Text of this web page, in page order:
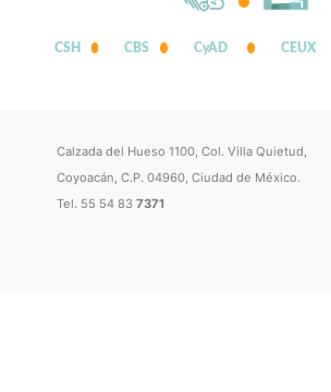
CSH CBS CyAD CEUX
Calzada del Hueso 1100, Col. Villa Quietud,
Coyoacán, C.P. 04960, Ciudad de México.
Tel. 55 54 837371